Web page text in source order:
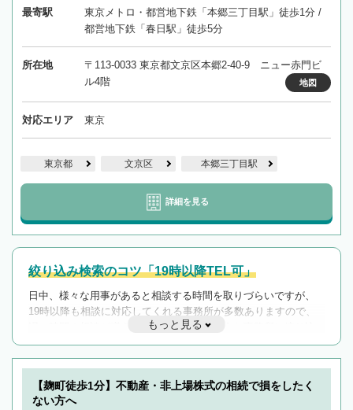
最寄駅
東京メトロ・都営地下鉄「本郷三丁目駅」徒歩1分 /
都営地下鉄「春日駅」徒歩5分
所在地
〒113-0033 東京都文京区本郷2-40-9 ニュー赤門ビ
ル4階
地図
対応エリア 東京
東京都 文京区 本郷三丁目駅
詳細を見る
絞り込み検索のコツ「19時以降TEL可」
日中、様々な用事があると相談する時間を取りづらいですが、
19時以降も相談に対応してくれる事務所が多数ありますので、
遅い時間の相談が増えそうな場合はそのような事務所に絞り込
んで検索してみましょう。
19時以降TEL可の条件
を加えて再検索
もっと見る
【麹町徒歩1分】不動産・非上場株式の相続で損をしたく
ない方へ